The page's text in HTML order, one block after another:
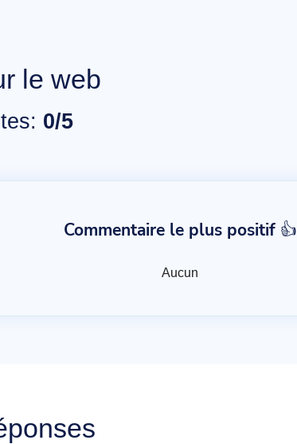
le web
0/5
Commentaire le plus positif 👍
Aucun